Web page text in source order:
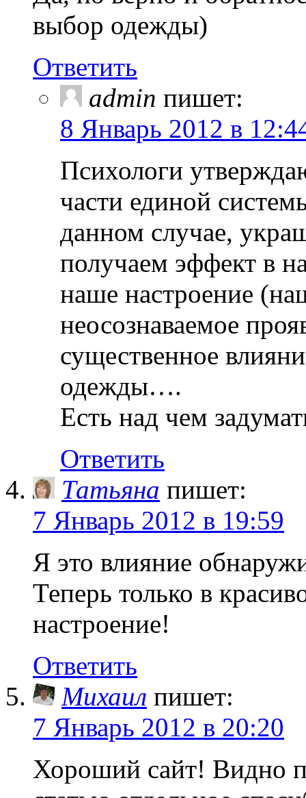
выбор одежды)
Ответить
admin пишет:
8 Январь 2012 в
Психологи
части единой
данном случае,
получаем эффект в
наше настроение
неосознаваемое
существенное
одежды….
Есть над чем
Ответить
Татьяна пишет:
7 Январь 2012 в 19:59
Я это влияние
Теперь только в
настроение!
Ответить
Михаил пишет:
7 Январь 2012 в 20:20
Хороший сайт! Видно